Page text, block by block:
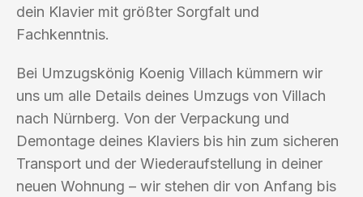
dein Klavier mit größter Sorgfalt und
Fachkenntnis.
Bei Umzugskönig Koenig Villach kümmern wir
uns um alle Details deines Umzugs von Villach
nach Nürnberg. Von der Verpackung und
Demontage deines Klaviers bis hin zum sicheren
Transport und der Wiederaufstellung in deiner
neuen Wohnung – wir stehen dir von Anfang bis